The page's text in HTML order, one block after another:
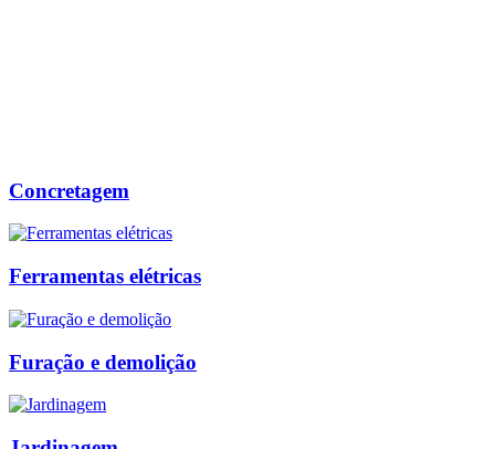
Concretagem
Ferramentas elétricas
Furação e demolição